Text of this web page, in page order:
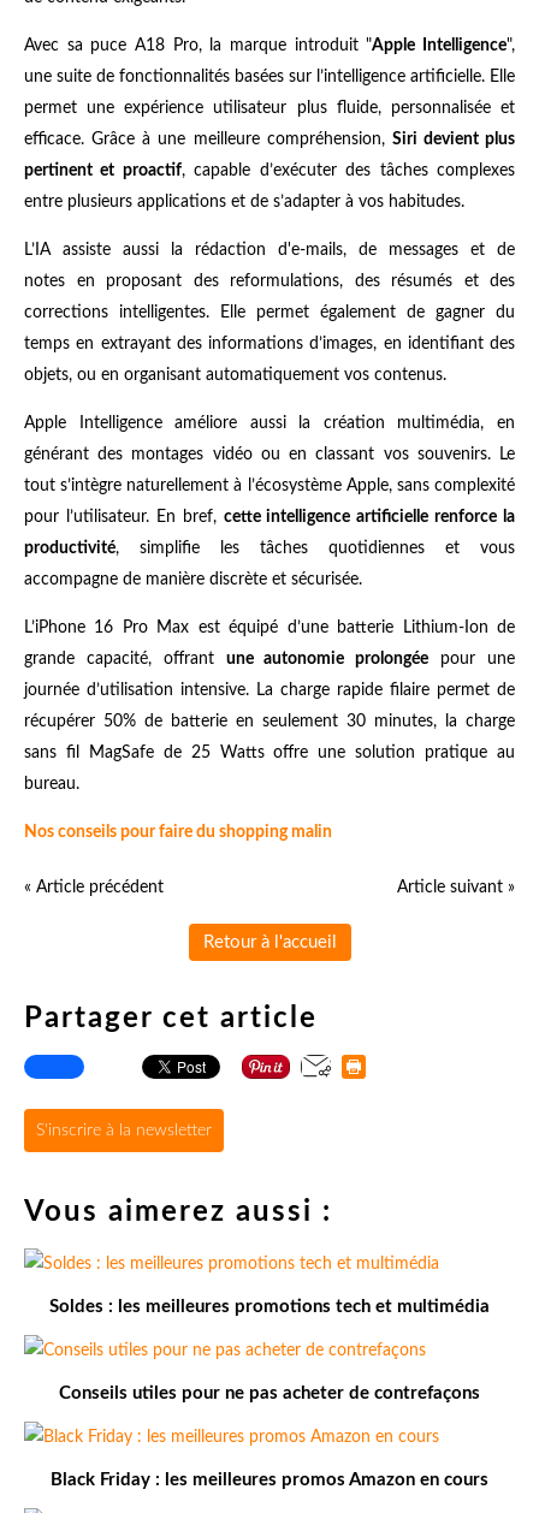
Avec sa puce A18 Pro, la marque introduit "Apple Intelligence",
une suite de fonctionnalités basées sur l’intelligence artificielle. Elle
permet une expérience utilisateur plus fluide, personnalisée et
efficace. Grâce à une meilleure compréhension, Siri devient plus
pertinent et proactif, capable d’exécuter des tâches complexes
entre plusieurs applications et de s’adapter à vos habitudes.
L’IA assiste aussi la rédaction d'e-mails, de messages et de
notes en proposant des reformulations, des résumés et des
corrections intelligentes. Elle permet également de gagner du
temps en extrayant des informations d’images, en identifiant des
objets, ou en organisant automatiquement vos contenus.
Apple Intelligence améliore aussi la création multimédia, en
générant des montages vidéo ou en classant vos souvenirs. Le
tout s’intègre naturellement à l’écosystème Apple, sans complexité
pour l’utilisateur. En bref, cette intelligence artificielle renforce la
productivité, simplifie les tâches quotidiennes et vous
accompagne de manière discrète et sécurisée.
L’iPhone 16 Pro Max est équipé d’une batterie Lithium-Ion de
grande capacité, offrant une autonomie prolongée pour une
journée d’utilisation intensive. La charge rapide filaire permet de
récupérer 50% de batterie en seulement 30 minutes, la charge
sans fil MagSafe de 25 Watts offre une solution pratique au
bureau.
Nos conseils pour faire du shopping malin
« Article précédent Article suivant »
Retour à l'accueil
Partager cet article
S'inscrire à la newsletter
Vous aimerez aussi :
Soldes : les meilleures promotions tech et multimédia
Conseils utiles pour ne pas acheter de contrefaçons
Black Friday : les meilleures promos Amazon en cours